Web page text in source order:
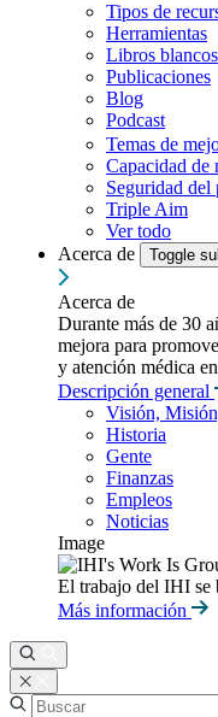
Tipos de
Herramientas
Libros blancos
Publicaciones
Blog
Podcast
Temas de
Capacidad de
Seguridad del
Triple Aim
Ver todo
Acerca de
Toggle
Acerca de
Durante más de 30
mejora para
y atención médica
Descripción general
Visión,
Historia
Gente
Finanzas
Empleos
Noticias
Image
El trabajo del IHI se
Más información